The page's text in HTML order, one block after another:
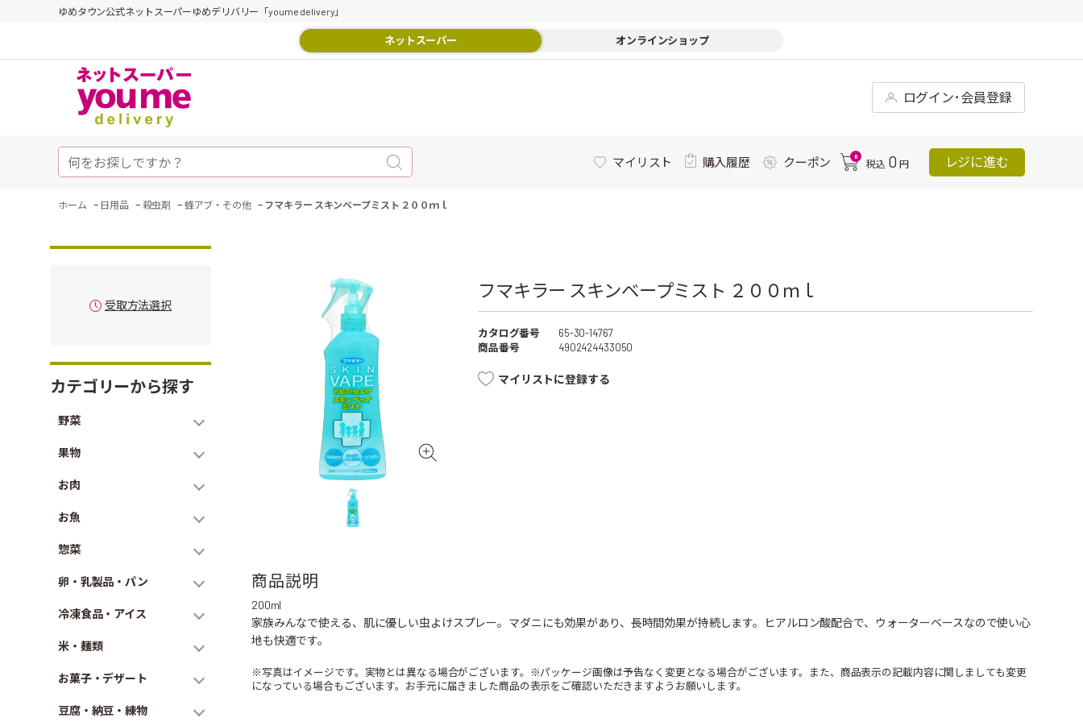
ゆめタウン公式ネットスーパーゆめデリバリー「youme delivery」
ネットスーパー オンラインショップ
ログイン･会員登録
マイリスト 購入履歴 クーポン 0
税込 0 円 レジに進む
ホーム - 日用品 - 殺虫剤 - 蜂アブ・その他 - フマキラー スキンベープミスト ２００ｍｌ
受取方法選択
カテゴリーから探す
野菜
果物
お肉
お魚
惣菜
卵・乳製品・パン
冷凍食品・アイス
米・麺類
お菓子・デザート
豆腐・納豆・練物
フマキラー スキンベープミスト ２００ｍｌ
カタログ番号
65-30-14767
商品番号
4902424433050
マイリストに登録する
商品説明
200ml
家族みんなで使える、肌に優しい虫よけスプレー。マダニにも効果があり、長時間効果が持続します。ヒアルロン酸配合で、ウォーターベースなので使い心
地も快適です。
※写真はイメージです。実物とは異なる場合がございます。※パッケージ画像は予告なく変更となる場合がございます。また、商品表示の記載内容に関しましても変更
になっている場合もございます。お手元に届きました商品の表示をご確認いただきますようお願いします。